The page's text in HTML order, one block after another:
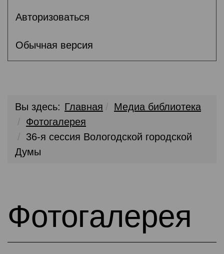
Авторизоваться
Обычная версия
Вы здесь: Главная
Медиа библиотека
Фотогалерея
36-я сессия Вологодской городской
Думы
Фотогалерея